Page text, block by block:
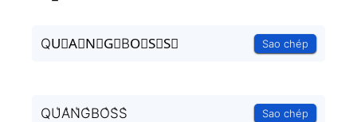
QU⃗A⃗N⃗G⃗BO⃗S⃗S⃗ Sao chép
QU͛A͛N͛G͛BO͛S͛S͛ Sao chép